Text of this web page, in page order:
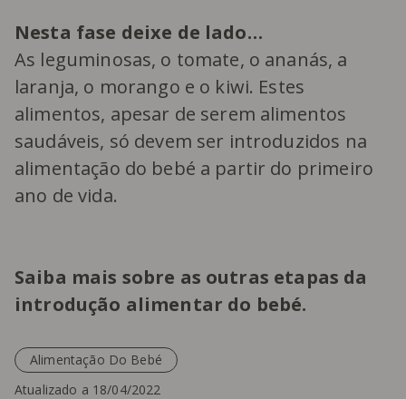
Nesta fase deixe de lado…
As leguminosas, o tomate, o ananás, a
laranja, o morango e o kiwi. Estes
alimentos, apesar de serem alimentos
saudáveis, só devem ser introduzidos na
alimentação do bebé a partir do primeiro
ano de vida.
Saiba mais sobre as outras etapas da
introdução alimentar do bebé.
Alimentação Do Bebé
Atualizado a 18/04/2022